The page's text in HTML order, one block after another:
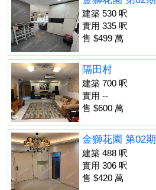
建築 530 呎
實用 335 呎
售 $499 萬
隔田村
建築 700 呎
實用 --
售 $600 萬
金獅花園 第02期
建築 488 呎
實用 306 呎
售 $420 萬